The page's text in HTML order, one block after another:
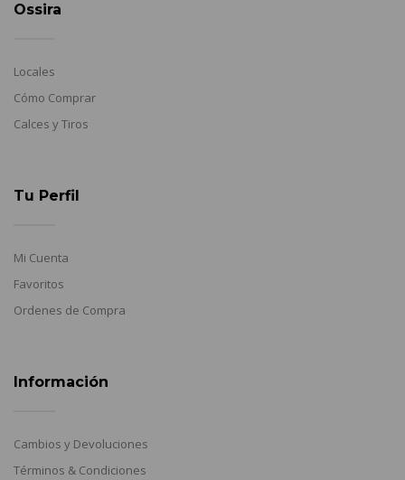
Ossira
Locales
Cómo Comprar
Calces y Tiros
Tu Perfil
Mi Cuenta
Favoritos
Ordenes de Compra
Información
Cambios y Devoluciones
Términos & Condiciones